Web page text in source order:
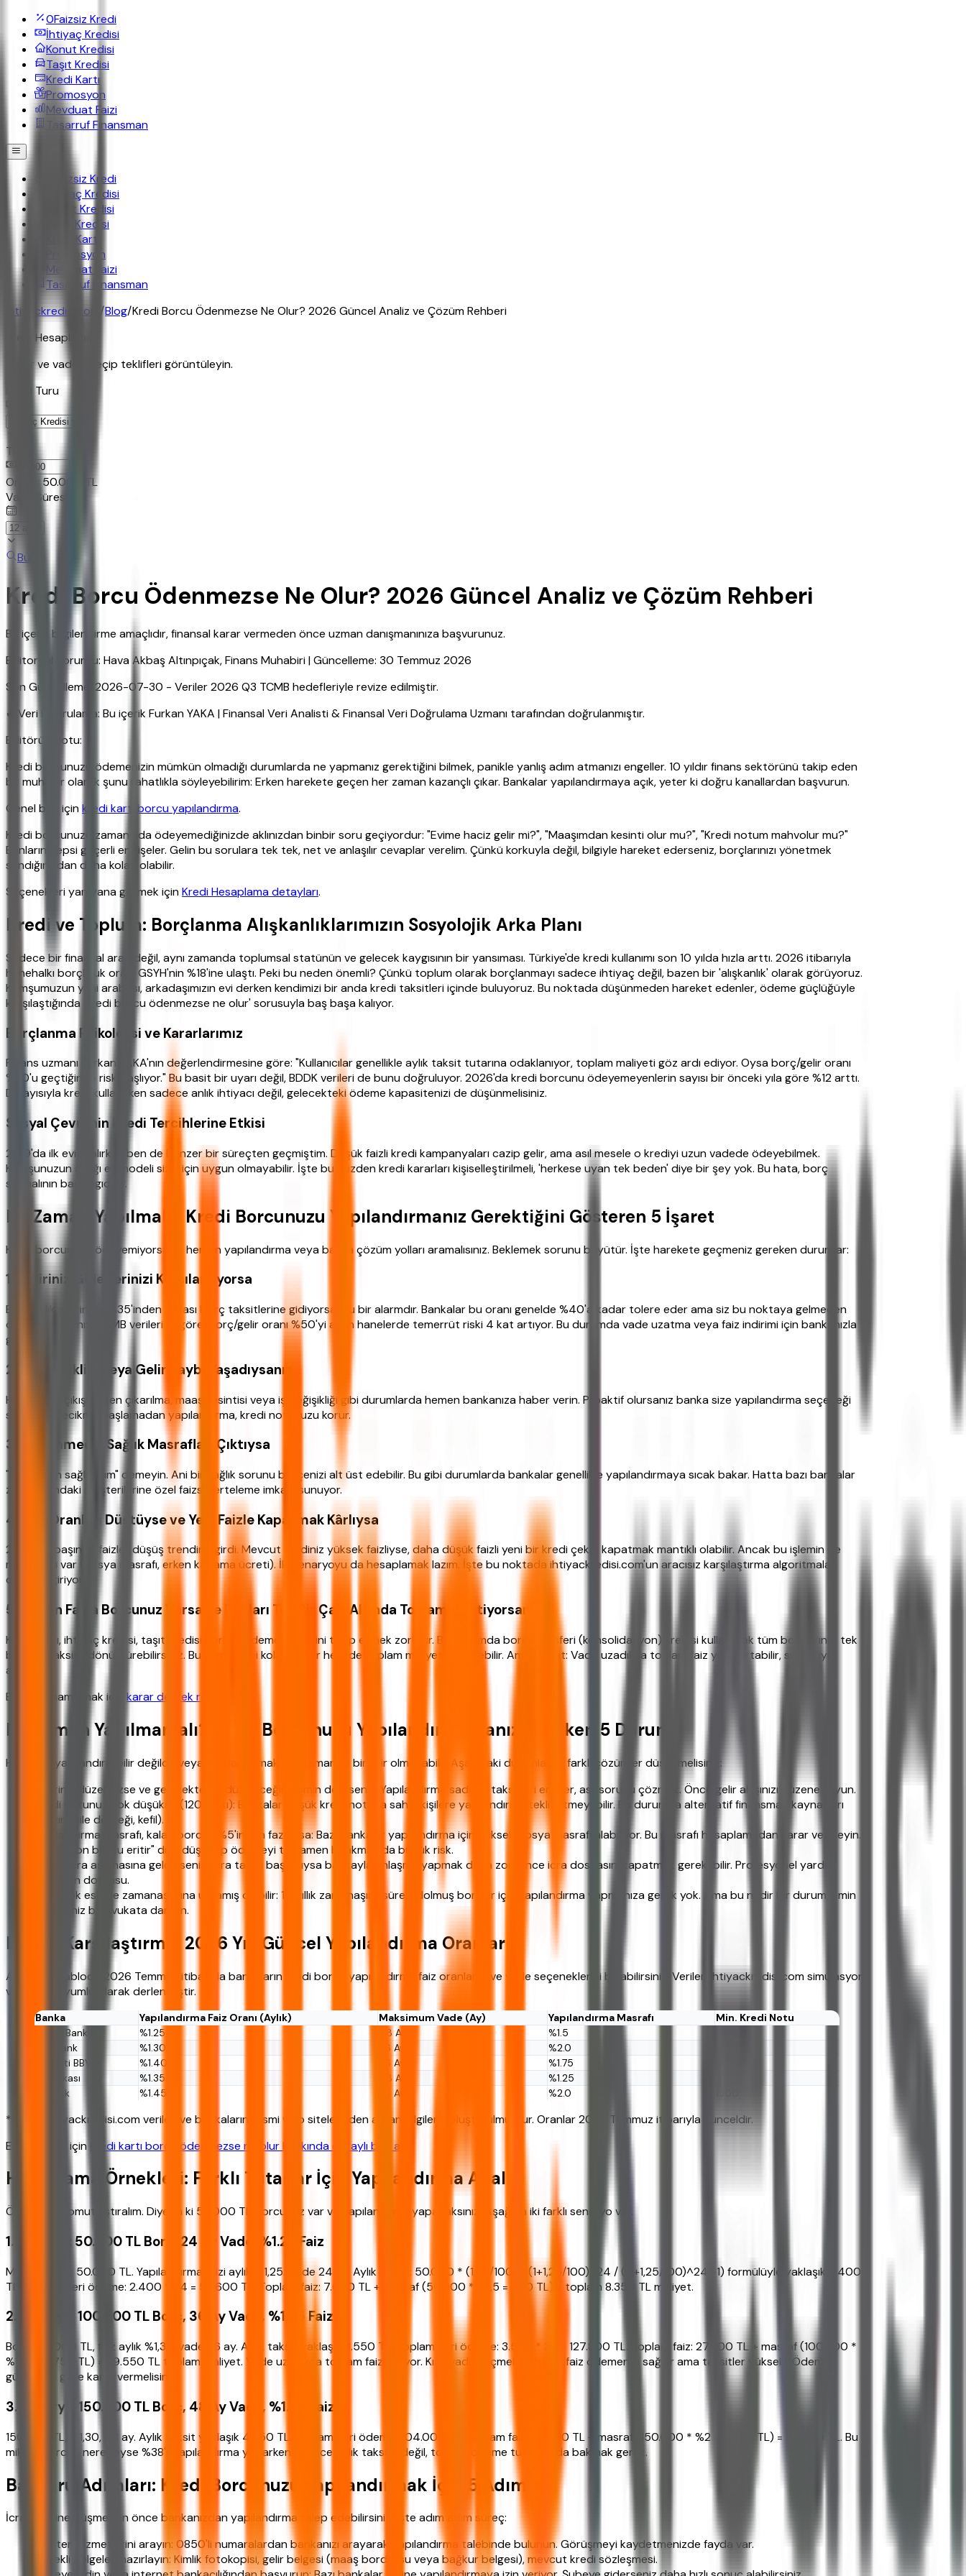
0Faizsiz Kredi
İhtiyaç Kredisi
Konut Kredisi
Taşıt Kredisi
Kredi Kartı
Promosyon
Mevduat Faizi
Tasarruf Finansman
Faizsiz Kredi
İhtiyaç Kredisi
Konut Kredisi
Taşıt Kredisi
Kredi Kartı
Promosyon
Mevduat Faizi
Tasarruf Finansman
ihtiyackredisi.com /Blog/Kredi Borcu Ödenmezse Ne Olur? 2026 Güncel Analiz ve Çözüm Rehberi
Kredi Hesaplama
Tutar ve vadeyi seçip teklifleri görüntüleyin.
Kredi Turu
Tutar
Ornek: 50.000
TL
Vade Süresi
Bul
Kredi Borcu Ödenmezse Ne Olur? 2026 Güncel Analiz ve Çözüm Rehberi
Bu içerik bilgilendirme amaçlıdır, finansal karar vermeden önce uzman danışmanınıza başvurunuz.
Editoryal Sorumlu: Hava Akbaş Altınpıçak, Finans Muhabiri | Güncelleme: 30 Temmuz 2026
Son Güncelleme: 2026-07-30 - Veriler 2026 Q3 TCMB hedefleriyle revize edilmiştir.
✔ Veri Doğrulama: Bu içerik Furkan YAKA | Finansal Veri Analisti & Finansal Veri Doğrulama Uzmanı tarafından doğrulanmıştır.
Editörün Notu:
Kredi borcunuzu ödemenizin mümkün olmadığı durumlarda ne yapmanız gerektiğini bilmek, panikle yanlış adım atmanızı engeller. 10 yıldır finans sektörünü takip eden
bir muhabir olarak şunu rahatlıkla söyleyebilirim: Erken harekete geçen her zaman kazançlı çıkar. Bankalar yapılandırmaya açık, yeter ki doğru kanallardan başvurun.
Genel bilgi içinkredi kartı borcu yapılandırma.
Kredi borcunuzu zamanında ödeyemediğinizde aklınızdan binbir soru geçiyordur: "Evime haciz gelir mi?", "Maaşımdan kesinti olur mu?", "Kredi notum mahvolur mu?"
Bunların hepsi geçerli endişeler. Gelin bu sorulara tek tek, net ve anlaşılır cevaplar verelim. Çünkü korkuyla değil, bilgiyle hareket ederseniz, borçlarınızı yönetmek
sandığınızdan daha kolay olabilir.
Seçenekleri yan yana görmek içinKredi Hesaplama detayları.
Kredi ve Toplum: Borçlanma Alışkanlıklarımızın Sosyolojik Arka Planı
Sadece bir finansal araç değil, aynı zamanda toplumsal statünün ve gelecek kaygısının bir yansıması. Türkiye'de kredi kullanımı son 10 yılda hızla arttı. 2026 itibarıyla
hanehalkı borçluluk oranı GSYH'nin %18'ine ulaştı. Peki bu neden önemli? Çünkü toplum olarak borçlanmayı sadece ihtiyaç değil, bazen bir 'alışkanlık' olarak görüyoruz.
Komşumuzun yeni arabası, arkadaşımızın evi derken kendimizi bir anda kredi taksitleri içinde buluyoruz. Bu noktada düşünmeden hareket edenler, ödeme güçlüğüyle
karşılaştığında 'kredi borcu ödenmezse ne olur' sorusuyla baş başa kalıyor.
Borçlanma Psikolojisi ve Kararlarımız
Finans uzmanı Furkan YAKA'nın değerlendirmesine göre: "Kullanıcılar genellikle aylık taksit tutarına odaklanıyor, toplam maliyeti göz ardı ediyor. Oysa borç/gelir oranı
%30'u geçtiğinde risk başlıyor." Bu basit bir uyarı değil, BDDK verileri de bunu doğruluyor. 2026'da kredi borcunu ödeyemeyenlerin sayısı bir önceki yıla göre %12 arttı.
Dolayısıyla kredi kullanırken sadece anlık ihtiyacı değil, gelecekteki ödeme kapasitenizi de düşünmelisiniz.
Sosyal Çevrenin Kredi Tercihlerine Etkisi
2019'da ilk evimi alırken ben de benzer bir süreçten geçmiştim. Düşük faizli kredi kampanyaları cazip gelir, ama asıl mesele o krediyi uzun vadede ödeyebilmek.
Komşunuzun aldığı ev modeli sizin için uygun olmayabilir. İşte bu yüzden kredi kararları kişiselleştirilmeli, 'herkese uyan tek beden' diye bir şey yok. Bu hata, borç
sarmalının başlangıcıdır.
Ne Zaman Yapılmalı? Kredi Borcunuzu Yapılandırmanız Gerektiğini Gösteren 5 İşaret
Kredi borcunuzu ödeyemiyorsanız hemen yapılandırma veya başka çözüm yolları aramalısınız. Beklemek sorunu büyütür. İşte harekete geçmeniz gereken durumlar:
1. Geliriniz Giderlerinizi Karşılamıyorsa
Eğer aylık gelirinizin %35'inden fazlası borç taksitlerine gidiyorsa, bu bir alarmdır. Bankalar bu oranı genelde %40'a kadar tolere eder ama siz bu noktaya gelmeden
önlem almalısınız. TCMB verilerine göre, borç/gelir oranı %50'yi aşan hanelerde temerrüt riski 4 kat artıyor. Bu durumda vade uzatma veya faiz indirimi için bankanızla
görüşün.
2. İş Değişikliği veya Gelir Kaybı Yaşadıysanız
Hayat inişli çıkışlı. İşten çıkarılma, maaş kesintisi veya iş değişikliği gibi durumlarda hemen bankanıza haber verin. Proaktif olursanız banka size yapılandırma seçeneği
sunabilir. Gecikme başlamadan yapılandırma, kredi notunuzu korur.
3. Beklenmedik Sağlık Masrafları Çıktıysa
"Ben zaten sağlıklıyım" demeyin. Ani bir sağlık sorunu bütçenizi alt üst edebilir. Bu gibi durumlarda bankalar genellikle yapılandırmaya sıcak bakar. Hatta bazı bankalar
zor durumdaki müşterilerine özel faizsiz erteleme imkanı sunuyor.
4. Faiz Oranları Düştüyse ve Yeni Faizle Kapatmak Kârlıysa
2026'nın başında faizler düşüş trendine girdi. Mevcut krediniz yüksek faizliyse, daha düşük faizli yeni bir kredi çekip kapatmak mantıklı olabilir. Ancak bu işlemin de
masrafları var (dosya masrafı, erken kapama ücreti). İki senaryoyu da hesaplamak lazım. İşte bu noktada ihtiyackredisi.com'un aracısız karşılaştırma algoritmaları
devreye giriyor.
5. Birden Fazla Borcunuz Varsa ve Bunları Tek Bir Çatı Altında Toplamak İstiyorsanız
Kredi kartı, ihtiyaç kredisi, taşıt kredisi derken ödeme günlerini takip etmek zorlaşır. Bu durumda borç transferi (konsolidasyon) kredisi kullanarak tüm borçlarınızı tek
bir aylık taksite dönüştürebilirsiniz. Bu hem takibi kolaylaştırır hem de toplam maliyeti düşürebilir. Ama dikkat: Vade uzadıkça toplam faiz yükü artabilir, süreyi iyi
ayarlayın.
Bilgiyi tamamlamak için karar destek rehberi
Ne Zaman Yapılmamalı? Kredi Borcunuzu Yapılandırmamanız Gereken 5 Durum
Her borç yapılandırılabilir değildir veya yapılandırmak her zaman iyi bir fikir olmayabilir. Aşağıdaki durumlarda farklı çözümler düşünmelisiniz:
Geliriniz düzensizse ve gelecekte de düzeleceğine emin değilseniz: Yapılandırma sadece taksitleri erteler, asıl sorunu çözmez. Önce gelir akışınızı düzene koyun.
Kredi notunuz çok düşükse (1200 altı): Bankalar düşük kredi notuna sahip kişilere yapılandırma teklif etmeyebilir. Bu durumda alternatif finansman kaynakları
arayın (aile desteği, kefil).
Yapılandırma masrafı, kalan borcun %5'inden fazlaysa: Bazı bankalar yapılandırma için yüksek dosya masrafı alabiliyor. Bu masrafı hesaplamadan karar vermeyin.
"Enflasyon borcu eritir" diye düşünüp ödemeyi tamamen bırakmak da büyük risk.
Zaten icra aşamasına geldiyseniz: İcra takibi başladıysa bankayla anlaşma yapmak daha zor. Önce icra dosyasını kapatmak gerekebilir. Profesyonel yardım
almak en doğrusu.
Borç çok eski ve zamanaşımına uğramış olabilir: 10 yıllık zamanaşımı süresi dolmuş borçlar için yapılandırma yapmanıza gerek yok. Ama bu nadir bir durum, emin
değilseniz bir avukata danışın.
Banka Karşılaştırma: 2026 Yılı Güncel Yapılandırma Oranları
Aşağıdaki tabloda 2026 Temmuz itibarıyla bankaların kredi borcu yapılandırma faiz oranlarını ve vade seçeneklerini bulabilirsiniz. Veriler, ihtiyackredisi.com simülasyon
verileriyle uyumlu olarak derlenmiştir.
Banka Yapılandırma Faiz Oranı (Aylık) Maksimum Vade (Ay) Yapılandırma Masrafı
Min. Kredi Notu
Ziraat Bankası
%1.25 48 Ay %1.5
Halkbank
%1.30 36 Ay %2.0
Garanti BBVA
%1.40 36 Ay %1.75
İş Bankası
%1.35 48 Ay %1.25
Akbank
%1.45 36 Ay %2.0
*Tablo, ihtiyackredisi.com verileri ve bankaların resmi web sitelerinden alınan bilgilerle oluşturulmuştur. Oranlar 2026 Temmuz itibarıyla günceldir.
Ek ayrıntılar için
kredi kartı borcu ödenmezse ne olur hakkında detaylı bilgi alın
Hesaplama Örnekleri: Farklı Tutarlar İçin Yapılandırma Analizi
Örneklerle somutlaştıralım. Diyelim ki 50.000 TL borcunuz var ve yapılandırma yapacaksınız. Aşağıda iki farklı senaryo var.
1. Senaryo: 50.000 TL Borç, 24 Ay Vade, %1.25 Faiz
Mevcut borç 50.000 TL. Yapılandırma faizi aylık %1,25. Vade 24 ay. Aylık taksit: 50.000 * (1,25/100) * (1+1,25/100)^24 / ((1+1,25/100)^24 -1) formülüyle yaklaşık 2.400
TL. Toplam geri ödeme: 2.400 * 24 = 57.600 TL. Toplam faiz: 7.600 TL + masraf (50.000 * %1,5 = 750 TL) = toplam 8.350 TL maliyet.
2. Senaryo: 100.000 TL Borç, 36 Ay Vade, %1.35 Faiz
Borç 100.000 TL, faiz aylık %1,35, vade 36 ay. Aylık taksit yaklaşık 3.550 TL. Toplam geri ödeme: 3.550 * 36 = 127.800 TL. Toplam faiz: 27.800 TL + masraf (100.000 *
%1,75 = 1.750 TL) = 29.550 TL toplam maliyet. Vade uzadıkça toplam faiz artıyor. Kısa vade seçmek daha az faiz ödemenizi sağlar ama taksitler yükselir. Ödeme
gücünüze göre karar vermelisiniz.
3. Senaryo: 150.000 TL Borç, 48 Ay Vade, %1.30 Faiz
150.000 TL, %1,30, 48 ay. Aylık taksit yaklaşık 4.250 TL. Toplam geri ödeme 204.000 TL. Toplam faiz 54.000 TL + masraf (150.000 * %2 = 3.000 TL) = 57.000 TL. Bu
miktar borcun neredeyse %38'i. Yapılandırma yaparken sadece aylık taksite değil, toplam ödeme tutarına da bakmak gerek.
Başvuru Adımları: Kredi Borcunuzu Yapılandırmak İçin 5 Adım
İcra takibine düşmeden önce bankanızdan yapılandırma talep edebilirsiniz. İşte adım adım süreç:
Müşteri hizmetlerini arayın: 0850'li numaralardan bankanızı arayarak yapılandırma talebinde bulunun. Görüşmeyi kaydetmenizde fayda var.
Gerekli belgeleri hazırlayın: Kimlik fotokopisi, gelir belgesi (maaş bordrosu veya bağkur belgesi), mevcut kredi sözleşmesi.